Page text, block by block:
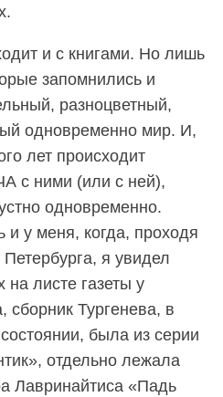
и с книгами. Но лишь
запомнились и
разноцветный,
одновременно мир. И,
лет происходит
с ними (или с ней),
одновременно.
и у меня, когда, проходя
я увидел
на листе газеты у
сборник Тургенева, в
была из серии
отдельно лежала
Лавринайтиса «Падь